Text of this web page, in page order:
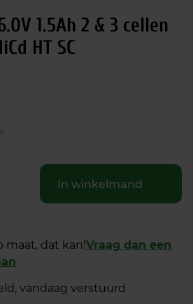
1.5Ah 2 & 3 cellen
HT SC
In winkelmand
maat, dat kan!Vraag dan een
vandaag verstuurd